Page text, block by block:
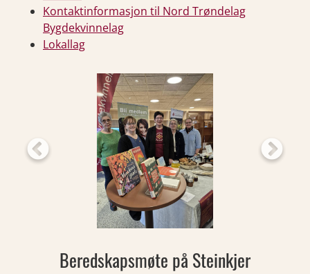
Kontaktinformasjon til Nord Trøndelag
Bygdekvinnelag
Lokallag
Beredskapsmøte på Steinkjer